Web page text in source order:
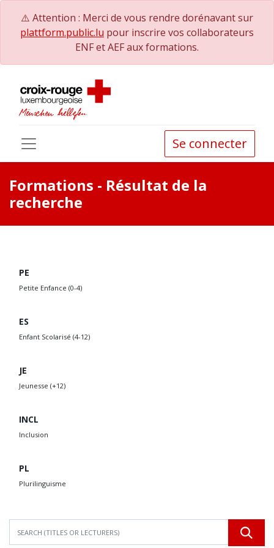
⚠️ Attention : Merci de vous rendre dorénavant sur
plattform.public.lu pour inscrire vos collaborateurs
ENF et AEF aux formations.
Se connecter
Formations - Résultat de la
recherche
PE
Petite Enfance (0-4)
ES
Enfant Scolarisé (4-12)
JE
Jeunesse (+12)
INCL
Inclusion
PL
Plurilinguisme